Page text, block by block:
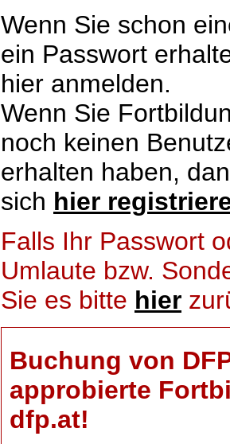
Wenn Sie schon
ein Passwort
hier anmelden.
Wenn Sie
noch keinen
erhalten haben,
sich hier
Falls Ihr Passwort
Umlaute bzw.
Sie es bitte hier
Buchung von
approbierte
dfp.at!